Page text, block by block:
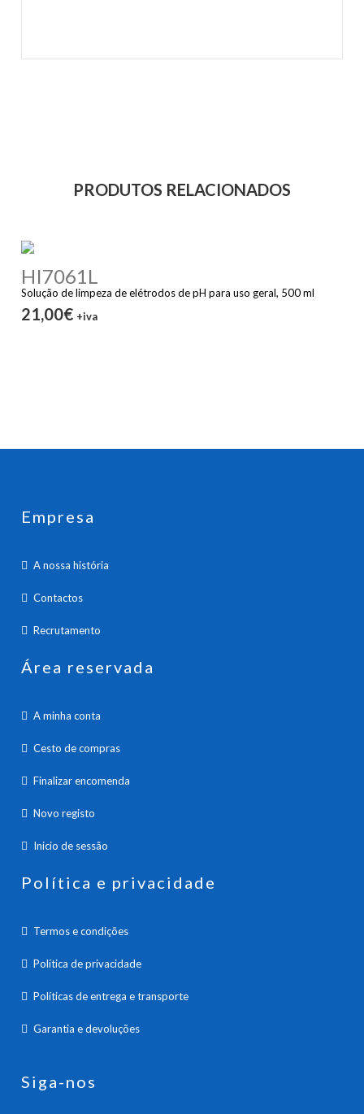
PRODUTOS RELACIONADOS
HI7061L
Solução de limpeza de elétrodos de pH para uso geral, 500 ml
21,00€ +iva
Empresa
A nossa história
Contactos
Recrutamento
Área reservada
A minha conta
Cesto de compras
Finalizar encomenda
Novo registo
Inicio de sessão
Política e privacidade
Termos e condições
Política de privacidade
Políticas de entrega e transporte
Garantia e devoluções
Siga-nos